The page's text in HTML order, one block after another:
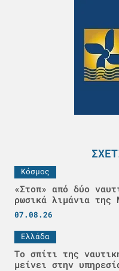
Κόσμος
«Στοπ» από δύο
ρωσικά λιμάνια της
07.08.26
Ελλάδα
Το σπίτι της
μείνει στην